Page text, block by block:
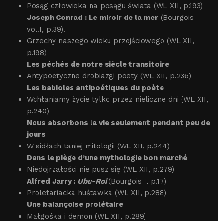
Posąg człowieka na posągu świata (WL XII, p.193)
Joseph Conrad : Le miroir de la mer (Bourgois
vol.I, p.39).
Grzechy naszego wieku przejściowego (WL XII,
p.198)
Les péchés de notre siècle transitoire
Antypoetyczne drobiazgi poety (WL XII, p.236)
Les babioles antipoétiques du poète
Wchłaniamy życie tylko przez nieliczne dni (WL XII,
p.240)
Nous absorbons la vie seulement pendant peu de
jours
W sidłach taniej mitologii (WL XII, p.244)
Dans le piège d’une mythologie bon marché
Niedojrzałości nie pusz się (WL XII, p.279)
Alfred Jarry : Ubu-Roi (Bourgois I, p.17)
Proletariacka huśtawka (WL XII, p.288)
Une balançoise prolétaire
Małgośka i demon (WL XII, p.289)